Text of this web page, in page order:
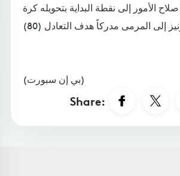
الأمور إلى نقطة البداية بتحويله كرة
(بي إن سبورت)
Share: